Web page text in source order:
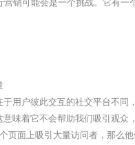
销可能会是一个挑战。它有一
于用户彼此交互的社交平台不同
味着它不会帮助我们吸引观众
面上吸引大量访问者，那么